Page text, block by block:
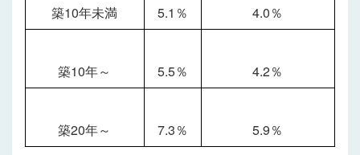
築10年未満 5.1％ 4.0％
築10年～ 5.5％ 4.2％
築20年～ 7.3％ 5.9％